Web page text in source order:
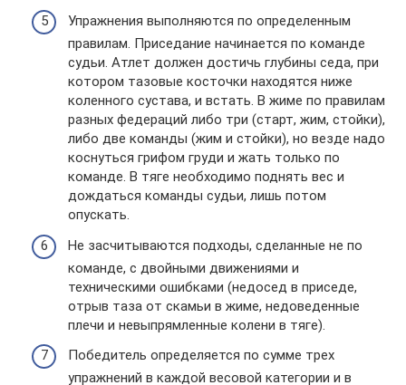
Упражнения выполняются по определенным
правилам. Приседание начинается по команде
судьи. Атлет должен достичь глубины седа, при
котором тазовые косточки находятся ниже
коленного сустава, и встать. В жиме по правилам
разных федераций либо три (старт, жим, стойки),
либо две команды (жим и стойки), но везде надо
коснуться грифом груди и жать только по
команде. В тяге необходимо поднять вес и
дождаться команды судьи, лишь потом
опускать.
Не засчитываются подходы, сделанные не по
команде, с двойными движениями и
техническими ошибками (недосед в приседе,
отрыв таза от скамьи в жиме, недоведенные
плечи и невыпрямленные колени в тяге).
Победитель определяется по сумме трех
упражнений в каждой весовой категории и в